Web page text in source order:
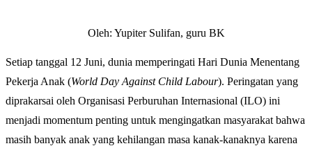
Oleh: Yupiter Sulifan, guru BK
Setiap tanggal 12 Juni, dunia memperingati Hari Dunia Menentang
Pekerja Anak (World Day Against Child Labour). Peringatan yang
diprakarsai oleh Organisasi Perburuhan Internasional (ILO) ini
menjadi momentum penting untuk mengingatkan masyarakat bahwa
masih banyak anak yang kehilangan masa kanak-kanaknya karena